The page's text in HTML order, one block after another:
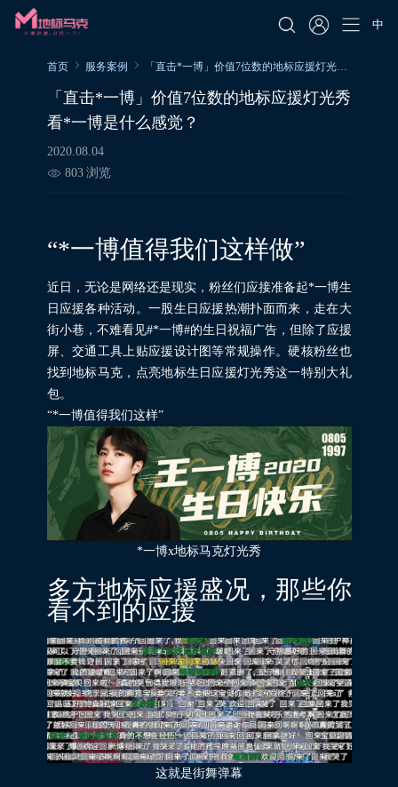
中
首页 服务案例 「直击*一博」价值7位数的地标应援灯光秀看*一博是什么感觉？
「直击*一博」价值7位数的地标应援灯光秀
看*一博是什么感觉？
2020.08.04
803 浏览
“*一博值得我们这样做”
近日，无论是网络还是现实，粉丝们应接准备起*一博生
日应援各种活动。一股生日应援热潮扑面而来，走在大
街小巷，不难看见#*一博#的生日祝福广告，但除了应援
屏、交通工具上贴应援设计图等常规操作。硬核粉丝也
找到地标马克，点亮地标生日应援灯光秀这一特别大礼
包。
“*一博值得我们这样”
*一博x地标马克灯光秀
多方地标应援盛况，那些你
看不到的应援
这就是街舞弹幕